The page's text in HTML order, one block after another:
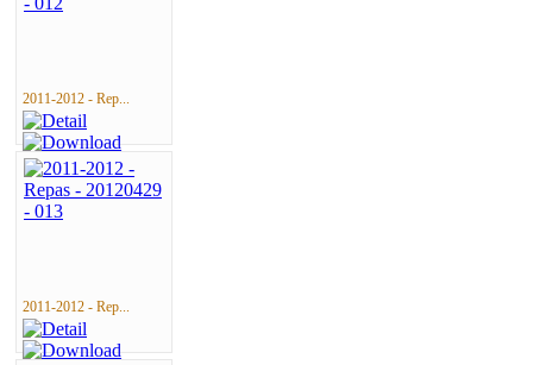
2011-2012 - Rep...
2011-2012 - Rep...